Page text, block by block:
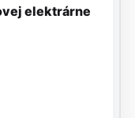
elektrárne